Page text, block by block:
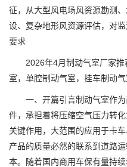
征，从大型风电场风资源勘测
设、复杂地形风资源评估，对
要求
2026年4月制动气室厂家推
室，单腔制动气室，挂车制动
一、开篇引言制动气室作为
件，承担着将压缩空气压力转
关键作用，大范围的应用于卡
产品的质量必然的联系到道路
本。随着国内商用车保有量持